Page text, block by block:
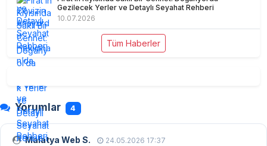
Gezilecek Yerler ve Detaylı Seyahat Rehberi
10.07.2026
Tüm Haberler
Yorumlar 4
Malatya Web S. 24.05.2026 17:37